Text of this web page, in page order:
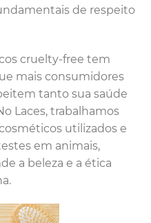
de respeito
cruelty-free tem
mais consumidores
tanto sua saúde
Laces, trabalhamos
utilizados e
em animais,
a beleza e a ética